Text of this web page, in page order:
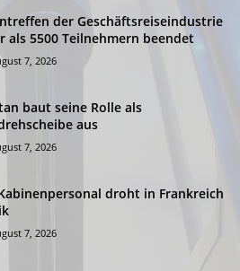
der Geschäftsreiseindustrie
als 5500 Teilnehmern beendet
7, 2026
baut seine Rolle als
aus
7, 2026
droht in Frankreich
7, 2026